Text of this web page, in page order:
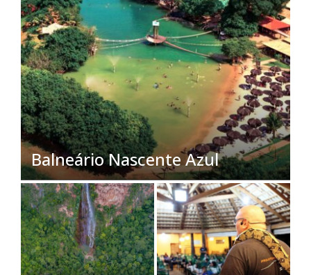
Balneário Nascente Azul